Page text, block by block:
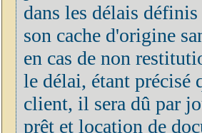
dans les délais
son cache d'origine
en cas de non
le délai, étant précisé
client, il sera dû par
prêt et location de